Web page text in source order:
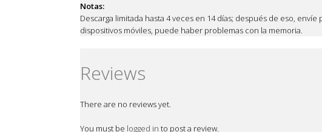
Notas:
Descarga limitada hasta 4 veces en 14 días; después de eso,
dispositivos móviles, puede haber problemas con la memoria.
Reviews
There are no reviews yet.
You must be logged in to post a review.